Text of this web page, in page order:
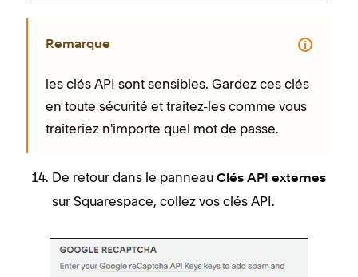
Remarque
les clés API sont sensibles. Gardez ces clés
en toute sécurité et traitez-les comme vous
traiteriez n'importe quel mot de passe.
De retour dans le panneau Clés API externes
sur Squarespace, collez vos clés API.